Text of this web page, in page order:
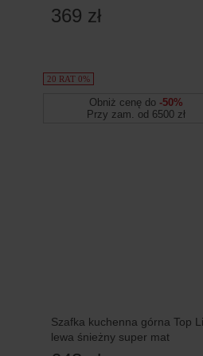
369 zł
20 RAT 0%
Obniż cenę do -50%
Przy zam. od 6500 zł
Szafka kuchenna górna Top
lewa śnieżny super mat